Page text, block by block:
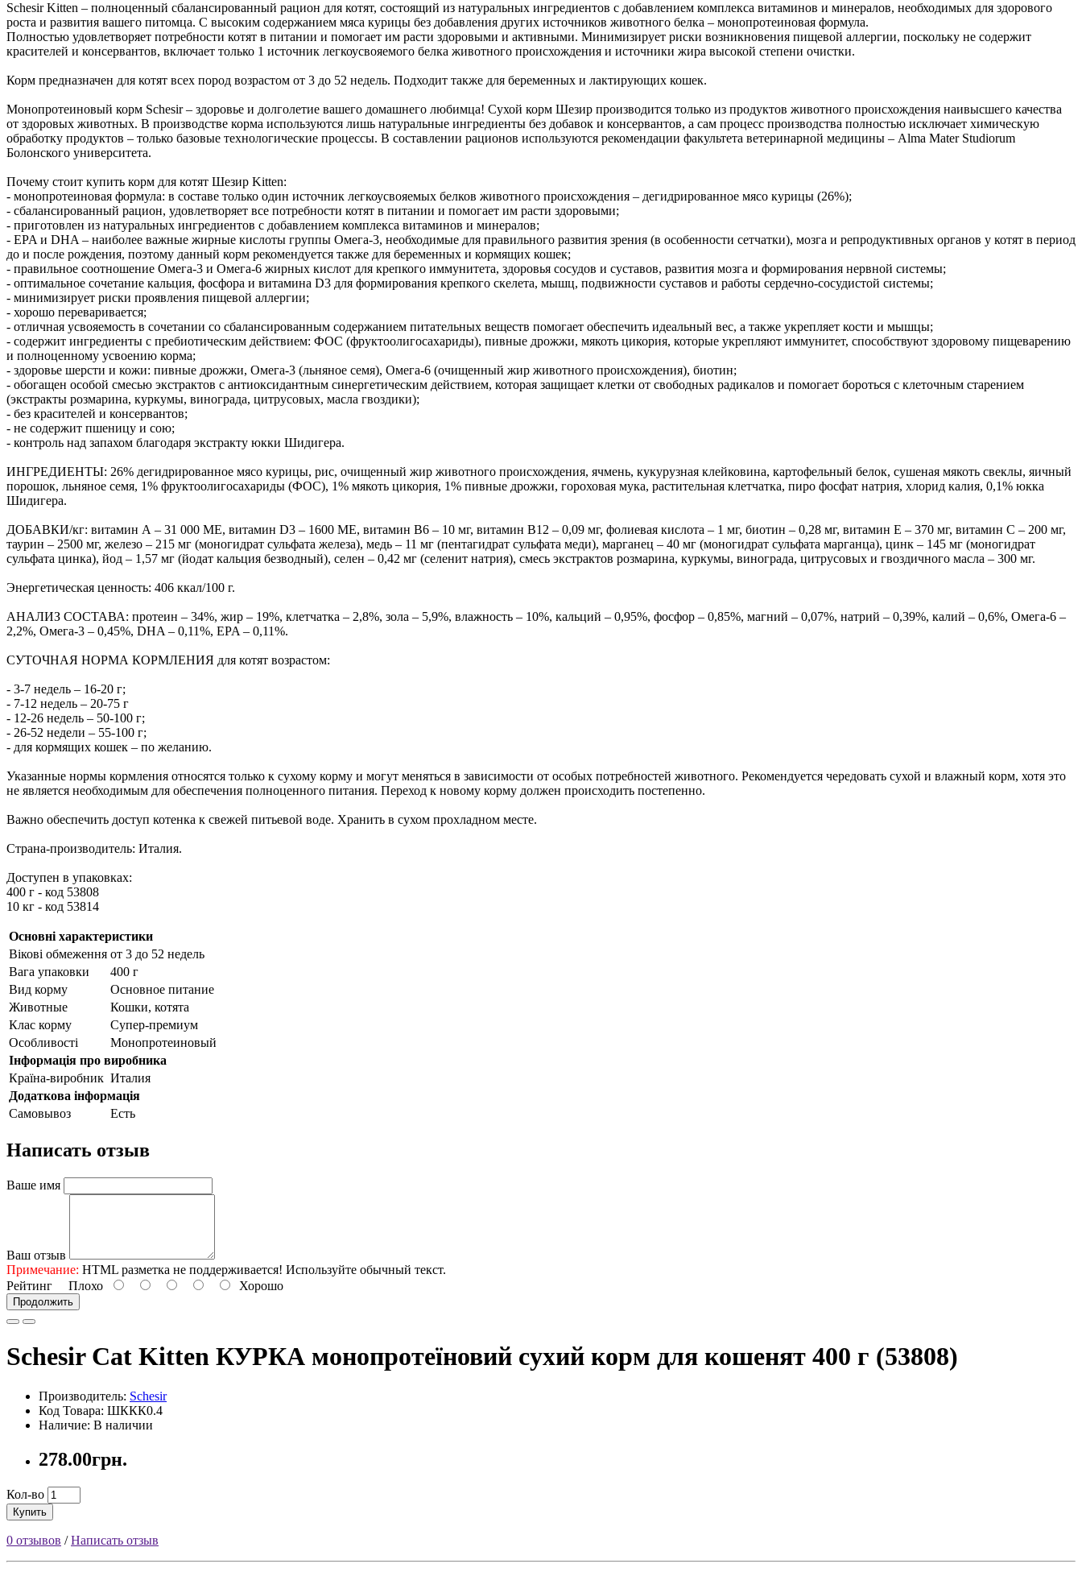
Schesir Kitten – полноценный сбалансированный рацион для котят, состоящий из натуральных ингредиентов с добавлением комплекса витаминов и минералов, необходимых для здорового
роста и развития вашего питомца. С высоким содержанием мяса курицы без добавления других источников животного белка – монопротеиновая формула.
Полностью удовлетворяет потребности котят в питании и помогает им расти здоровыми и активными. Минимизирует риски возникновения пищевой аллергии, поскольку не содержит
красителей и консервантов, включает только 1 источник легкоусвояемого белка животного происхождения и источники жира высокой степени очистки.
Корм предназначен для котят всех пород возрастом от 3 до 52 недель. Подходит также для беременных и лактирующих кошек.
Монопротеиновый корм Schesir – здоровье и долголетие вашего домашнего любимца! Сухой корм Шезир производится только из продуктов животного происхождения наивысшего качества
от здоровых животных. В производстве корма используются лишь натуральные ингредиенты без добавок и консервантов, а сам процесс производства полностью исключает химическую
обработку продуктов – только базовые технологические процессы. В составлении рационов используются рекомендации факультета ветеринарной медицины – Alma Mater Studiorum
Болонского университета.
Почему стоит купить корм для котят Шезир Kitten:
- монопротеиновая формула: в составе только один источник легкоусвояемых белков животного происхождения – дегидрированное мясо курицы (26%);
- сбалансированный рацион, удовлетворяет все потребности котят в питании и помогает им расти здоровыми;
- приготовлен из натуральных ингредиентов с добавлением комплекса витаминов и минералов;
- EPA и DHA – наиболее важные жирные кислоты группы Омега-3, необходимые для правильного развития зрения (в особенности сетчатки), мозга и репродуктивных органов у котят в период
до и после рождения, поэтому данный корм рекомендуется также для беременных и кормящих кошек;
- правильное соотношение Омега-3 и Омега-6 жирных кислот для крепкого иммунитета, здоровья сосудов и суставов, развития мозга и формирования нервной системы;
- оптимальное сочетание кальция, фосфора и витамина D3 для формирования крепкого скелета, мышц, подвижности суставов и работы сердечно-сосудистой системы;
- минимизирует риски проявления пищевой аллергии;
- хорошо переваривается;
- отличная усвояемость в сочетании со сбалансированным содержанием питательных веществ помогает обеспечить идеальный вес, а также укрепляет кости и мышцы;
- содержит ингредиенты с пребиотическим действием: ФОС (фруктоолигосахариды), пивные дрожжи, мякоть цикория, которые укрепляют иммунитет, способствуют здоровому пищеварению
и полноценному усвоению корма;
- здоровье шерсти и кожи: пивные дрожжи, Омега-3 (льняное семя), Омега-6 (очищенный жир животного происхождения), биотин;
- обогащен особой смесью экстрактов с антиоксидантным синергетическим действием, которая защищает клетки от свободных радикалов и помогает бороться с клеточным старением
(экстракты розмарина, куркумы, винограда, цитрусовых, масла гвоздики);
- без красителей и консервантов;
- не содержит пшеницу и сою;
- контроль над запахом благодаря экстракту юкки Шидигера.
ИНГРЕДИЕНТЫ: 26% дегидрированное мясо курицы, рис, очищенный жир животного происхождения, ячмень, кукурузная клейковина, картофельный белок, сушеная мякоть свеклы, яичный
порошок, льняное семя, 1% фруктоолигосахариды (ФОС), 1% мякоть цикория, 1% пивные дрожжи, гороховая мука, растительная клетчатка, пиро фосфат натрия, хлорид калия, 0,1% юкка
Шидигера.
ДОБАВКИ/кг: витамин А – 31 000 МЕ, витамин D3 – 1600 МЕ, витамин B6 – 10 мг, витамин В12 – 0,09 мг, фолиевая кислота – 1 мг, биотин – 0,28 мг, витамин Е – 370 мг, витамин C – 200 мг,
таурин – 2500 мг, железо – 215 мг (моногидрат сульфата железа), медь – 11 мг (пентагидрат сульфата меди), марганец – 40 мг (моногидрат сульфата марганца), цинк – 145 мг (моногидрат
сульфата цинка), йод – 1,57 мг (йодат кальция безводный), селен – 0,42 мг (селенит натрия), смесь экстрактов розмарина, куркумы, винограда, цитрусовых и гвоздичного масла – 300 мг.
Энергетическая ценность: 406 ккал/100 г.
АНАЛИЗ СОСТАВА: протеин – 34%, жир – 19%, клетчатка – 2,8%, зола – 5,9%, влажность – 10%, кальций – 0,95%, фосфор – 0,85%, магний – 0,07%, натрий – 0,39%, калий – 0,6%, Омега-6 –
2,2%, Омега-3 – 0,45%, DHA – 0,11%, EPA – 0,11%.
СУТОЧНАЯ НОРМА КОРМЛЕНИЯ для котят возрастом:
- 3-7 недель – 16-20 г;
- 7-12 недель – 20-75 г
- 12-26 недель – 50-100 г;
- 26-52 недели – 55-100 г;
- для кормящих кошек – по желанию.
Указанные нормы кормления относятся только к сухому корму и могут меняться в зависимости от особых потребностей животного. Рекомендуется чередовать сухой и влажный корм, хотя это
не является необходимым для обеспечения полноценного питания. Переход к новому корму должен происходить постепенно.
Важно обеспечить доступ котенка к свежей питьевой воде. Хранить в сухом прохладном месте.
Страна-производитель: Италия.
Доступен в упаковках:
400 г - код 53808
10 кг - код 53814
Основні характеристики
Вікові обмеження от 3 до 52 недель
Вага упаковки
400 г
Вид корму
Основное питание
Животные
Кошки, котята
Клас корму
Супер-премиум
Особливості
Монопротеиновый
Інформація про виробника
Країна-виробник Италия
Додаткова інформація
Самовывоз
Есть
Написать отзыв
Ваше имя
Ваш отзыв
Примечание: HTML разметка не поддерживается! Используйте обычный текст.
Рейтинг Плохо Хорошо
Продолжить
Schesir Cat Kitten КУРКА монопротеїновий сухий корм для кошенят 400 г (53808)
Производитель: Schesir
Код Товара: ШККК0.4
Наличие: В наличии
278.00грн.
Кол-во
Купить
0 отзывов /Написать отзыв